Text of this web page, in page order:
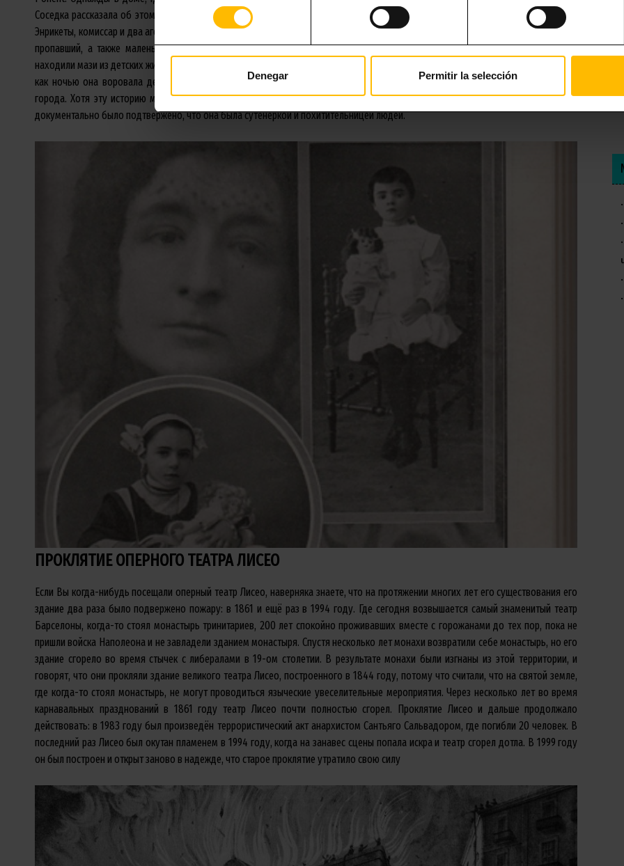
consentimiento
Denegar Permitir la selección
Соседка рассказала об этом своему другу, который сообщил об об этом соответственным лицам. И когда они прибыли к дому
Энрикеты, комиссар и два агента нашли у неё маленькую Терезиту Гуитарт, ребёнка, несколько дней тому назад заявленного как
пропавший, а также маленькую Ангелиту. Средства массовой информации сообщали тогда, что в других домах вампирки
находили мази из детских жидкостей и человеческих костей. По рассказам очевидцев, Энрикета с утра просила милостыню, тогда
как ночью она воровала детей, чтобы изготавливать из них целительные напитки, а потом продавать их богатым жителям
города. Хотя эту историю можно было подкрепить доказательствами, но можно также исключить то, что она была убийцей,
документально было подтвержено, что она была сутенёркой и похитительницей людей.
ПРОКЛЯТИЕ ОПЕРНОГО ТЕАТРА ЛИСЕО
Если Вы когда-нибудь посещали оперный театр Лисео, наверняка знаете, что на протяжении многих лет его существования его
здание два раза было подвержено пожару: в 1861 и ещё раз в 1994 году. Где сегодня возвышается самый знаменитый театр
Барселоны, когда-то стоял монастырь тринитариев, 200 лет спокойно проживавших вместе с горожанами до тех пор, пока не
пришли войска Наполеона и не завладели зданием монастыря. Спустя несколько лет монахи возвратили себе монастырь, но его
здание сгорело во время стычек с либералами в 19-ом столетии. В результате монахи были изгнаны из этой территории, и
говорят, что они прокляли здание великого театра Лисео, построенного в 1844 году, потому что считали, что на святой земле,
где когда-то стоял монастырь, не могут проводиться языческие увеселительные мероприятия. Через несколько лет во время
карнавальных празднований в 1861 году театр Лисео почти полностью сгорел. Проклятие Лисео и дальше продолжало
действовать: в 1983 году был произведён террористический акт анархистом Сантьяго Сальвадором, где погибли 20 человек. В
последний раз Лисео был окутан пламенем в 1994 году, когда на занавес сцены попала искра и театр сгорел дотла. В 1999 году
он был построен и открыт заново в надежде, что старое проклятие утратило свою силу